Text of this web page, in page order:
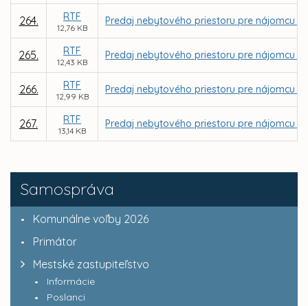
Samospráva
Komunálne voľby 2026
Primátor
Mestské zastupiteľstvo
Informácie
Poslanci
264. RTF
12,76 KB
Predaj nebytového priestoru pre nájomcu
265. RTF
12,43 KB
Predaj nebytového priestoru pre nájomcu
266. RTF
12,99 KB
Predaj nebytového priestoru pre nájomcu
267. RTF
13,14 KB
Predaj nebytového priestoru pre nájomcu